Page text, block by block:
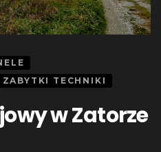
ZABYTKI TECHNIKI
w Zatorze